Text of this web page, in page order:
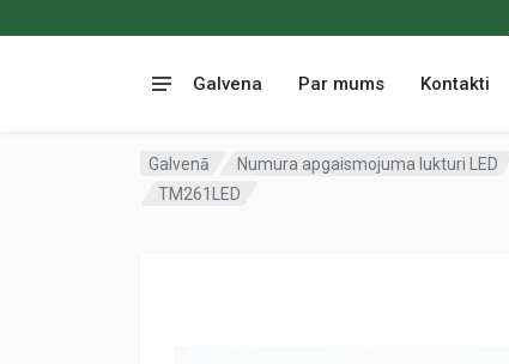
Galvena Par mums Kontakti
Galvenā
Numura apgaismojuma lukturi LED
TM261LED